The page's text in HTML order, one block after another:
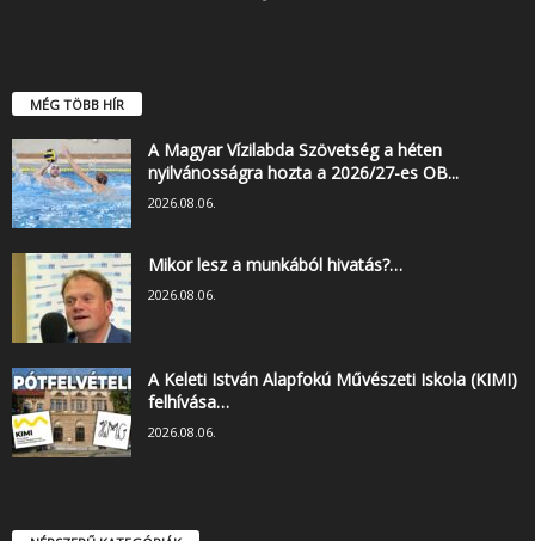
MÉG TÖBB HÍR
A Magyar Vízilabda Szövetség a héten
nyilvánosságra hozta a 2026/27-es OB...
2026.08.06.
Mikor lesz a munkából hivatás?…
2026.08.06.
A Keleti István Alapfokú Művészeti Iskola (KIMI)
felhívása…
2026.08.06.